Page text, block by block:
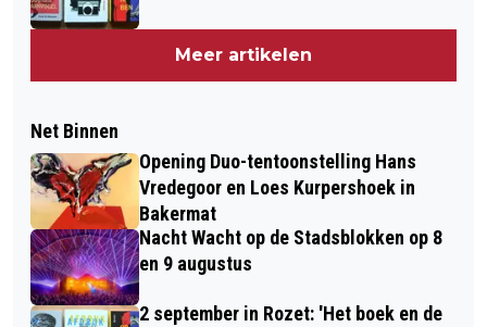
Meer artikelen
Net Binnen
Opening Duo-tentoonstelling Hans
Vredegoor en Loes Kurpershoek in
Bakermat
Nacht Wacht op de Stadsblokken op 8
en 9 augustus
2 september in Rozet: 'Het boek en de